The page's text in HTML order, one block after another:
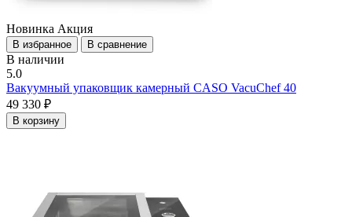
Новинка Акция
В избранное В сравнение
В наличии
5.0
Вакуумный упаковщик камерный CASO VacuChef 40
49 330 ₽
В корзину